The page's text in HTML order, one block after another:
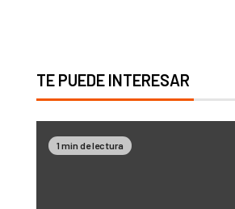
TE PUEDE INTERESAR
1 min de lectura